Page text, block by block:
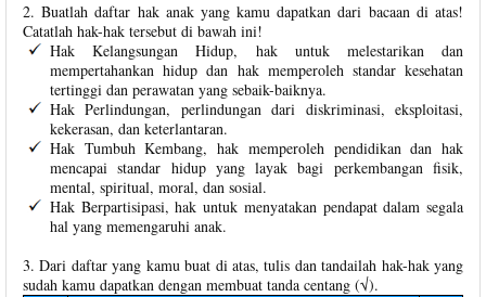
2. Buatlah daftar hak anak yang kamu dapatkan dari bacaan di atas!
Catatlah hak-hak tersebut di bawah ini!
Hak Kelangsungan Hidup, hak untuk melestarikan dan
mempertahankan hidup dan hak memperoleh standar kesehatan
tertinggi dan perawatan yang sebaik-baiknya.
Hak Perlindungan, perlindungan dari diskriminasi, eksploitasi,
kekerasan, dan keterlantaran.
Hak Tumbuh Kembang, hak memperoleh pendidikan dan hak
mencapai standar hidup yang layak bagi perkembangan fisik,
mental, spiritual, moral, dan sosial.
Hak Berpartisipasi, hak untuk menyatakan pendapat dalam segala
hal yang memengaruhi anak.
3. Dari daftar yang kamu buat di atas, tulis dan tandailah hak-hak yang
sudah kamu dapatkan dengan membuat tanda centang (√).